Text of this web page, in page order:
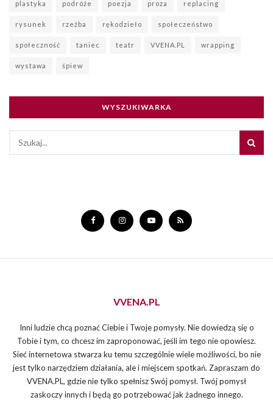
plastyka podróże poezja proza replacing
rysunek rzeźba rękodzieło społeczeństwo
społeczność taniec teatr VVENA.PL wrapping
wystawa śpiew
WYSZUKIWARKA
VVENA.PL
Inni ludzie chcą poznać Ciebie i Twoje pomysły. Nie dowiedzą się o
Tobie i tym, co chcesz im zaproponować, jeśli im tego nie opowiesz.
Sieć internetowa stwarza ku temu szczególnie wiele możliwości, bo nie
jest tylko narzędziem działania, ale i miejscem spotkań. Zapraszam do
VVENA.PL, gdzie nie tylko spełnisz Swój pomysł. Twój pomysł
zaskoczy innych i będą go potrzebować jak żadnego innego.